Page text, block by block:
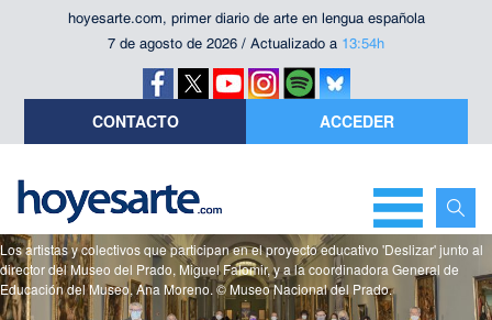
hoyesarte.com, primer diario de arte en lengua española
7 de agosto de 2026 / Actualizado a 13:54h
CONTACTO ACCEDER
Los artistas y colectivos que participan en el proyecto educativo 'Deslizar' junto al
director del Museo del Prado, Miguel Falomir, y a la coordinadora General de
Educación del Museo, Ana Moreno. © Museo Nacional del Prado.